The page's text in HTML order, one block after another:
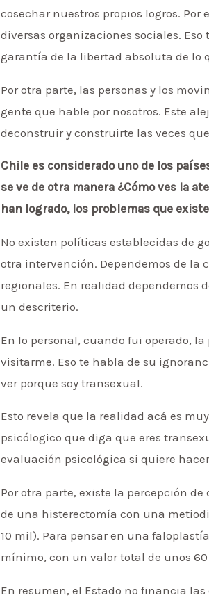
cosechar nuestros propios logros.
diversas organizaciones sociales.
garantía de la libertad absoluta de lo
Por otra parte, las personas y los
gente que hable por nosotros. Este
deconstruir y construirte las veces
Chile es considerado uno de los
se ve de otra manera ¿Cómo ves la
han logrado, los problemas que
No existen políticas establecidas de
otra intervención. Dependemos de la
regionales. En realidad dependemos
un descriterio.
En lo personal, cuando fui operado,
visitarme. Eso te habla de su
ver porque soy transexual.
Esto revela que la realidad acá es
psicólogico que diga que eres
evaluación psicológica si quiere
Por otra parte, existe la percepción
de una histerectomía con una
10 mil). Para pensar en una
mínimo, con un valor total de unos
En resumen, el Estado no financia